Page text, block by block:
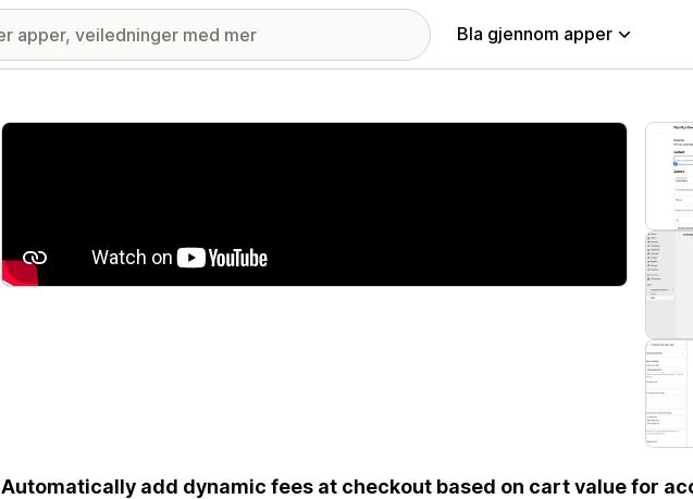
Bla gjennom apper
Galleri med fremhevede bilder
Automatically add dynamic fees at checkout based on cart value for